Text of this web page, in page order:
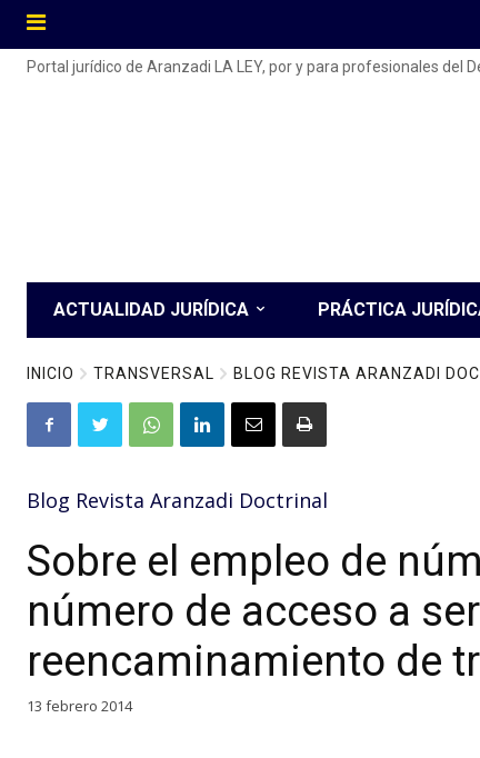
Portal jurídico de Aranzadi LA LEY, por y para profesionales del
ACTUALIDAD JURÍDICA PRÁCTICA
INICIO TRANSVERSAL BLOG REVISTA ARANZADI
Blog Revista Aranzadi Doctrinal
Sobre el empleo de
número de acceso a
reencaminamiento de
13 febrero 2014